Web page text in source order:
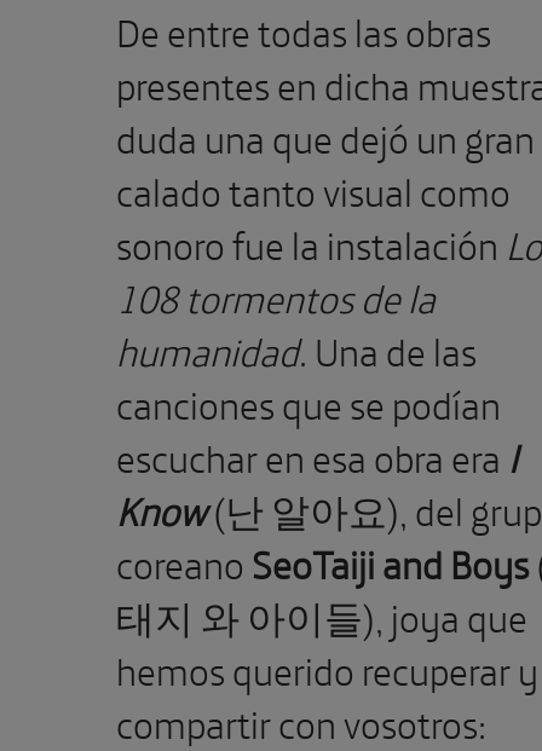
De entre todas las obras
presentes en dicha
duda una que dejó un gran
calado tanto visual como
sonoro fue la instalación
108 tormentos de la
humanidad. Una de las
canciones que se podían
escuchar en esa obra era I
Know(난 알아요), del
coreano SeoTaiji and Boys
태지 와 아이들), joya que
hemos querido recuperar y
compartir con vosotros: